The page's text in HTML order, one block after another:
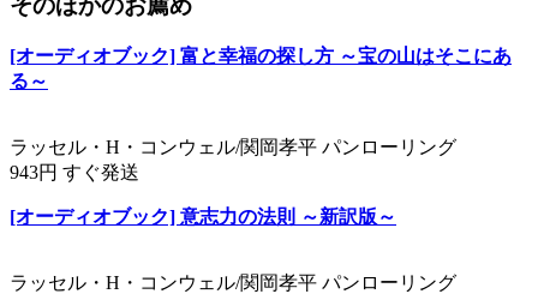
そのほかのお薦め
[オーディオブック] 富と幸福の探し方 ～宝の山はそこにあ
る～
ラッセル・H・コンウェル/関岡孝平 パンローリング
943円 すぐ発送
[オーディオブック] 意志力の法則 ～新訳版～
ラッセル・H・コンウェル/関岡孝平 パンローリング